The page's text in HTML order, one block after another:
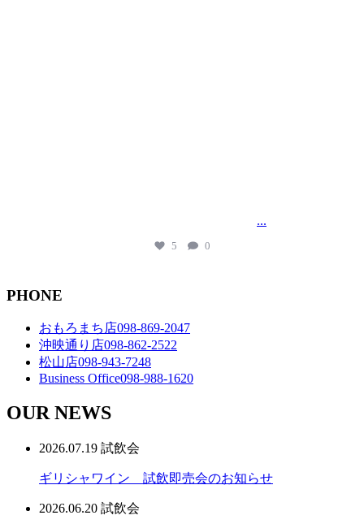
...
5 0
PHONE
おもろまち店098-869-2047
沖映通り店098-862-2522
松山店098-943-7248
Business Office098-988-1620
OUR NEWS
2026.07.19 試飲会
ギリシャワイン 試飲即売会のお知らせ
2026.06.20 試飲会